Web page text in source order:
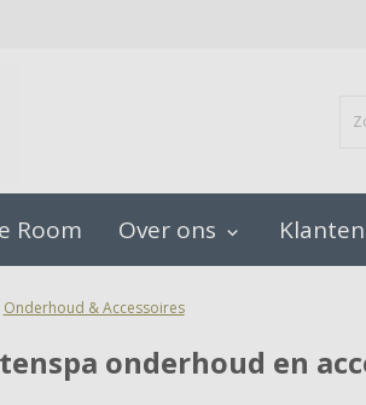
Room Over ons keyboard_arrow_down
Onderhoud & Accessoires
onderhoud en